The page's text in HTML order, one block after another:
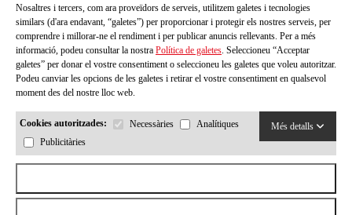
Nosaltres i tercers, com ara proveïdors de serveis, utilitzem galetes i tecnologies
similars (d'ara endavant, “galetes”) per proporcionar i protegir els nostres serveis, per
comprendre i millorar-ne el rendiment i per publicar anuncis rellevants. Per a més
informació, podeu consultar la nostra Política de galetes. Seleccioneu “Acceptar
galetes” per donar el vostre consentiment o seleccioneu les galetes que voleu autoritzar.
Podeu canviar les opcions de les galetes i retirar el vostre consentiment en qualsevol
moment des del nostre lloc web.
Cookies autoritzades: Necessàries
Analítiques
Publicitàries
Més detalls